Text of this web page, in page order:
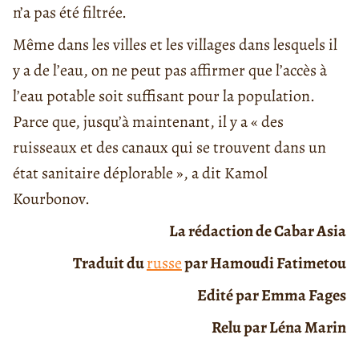
n’a pas été filtrée.
Même dans les villes et les villages dans lesquels il
y a de l’eau, on ne peut pas affirmer que l’accès à
l’eau potable soit suffisant pour la population.
Parce que, jusqu’à maintenant, il y a « des
ruisseaux et des canaux qui se trouvent dans un
état sanitaire déplorable », a dit Kamol
Kourbonov.
La rédaction de Cabar Asia
Traduit durussepar Hamoudi Fatimetou
Edité par Emma Fages
Relu par Léna Marin